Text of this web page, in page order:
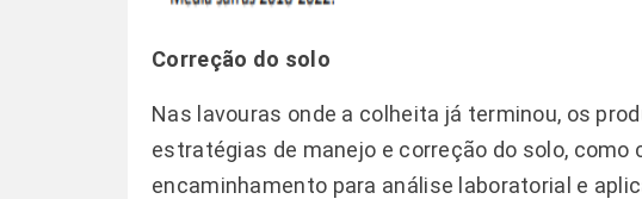
Correção do solo
Nas lavouras onde a colheita já terminou, os
estratégias de manejo e correção do solo, como
encaminhamento para análise laboratorial e